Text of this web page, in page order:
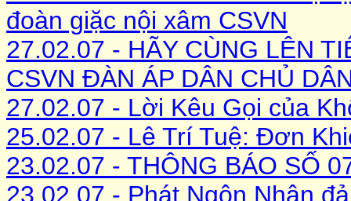
đoàn giặc nội xâm CSVN
27.02.07 - HÃY CÙNG LÊN
CSVN ĐÀN ÁP DÂN CHỦ
27.02.07 - Lời Kêu Gọi của
25.02.07 - Lê Trí Tuệ: Đơn
23.02.07 - THÔNG BÁO SỐ
23.02.07 - Phát Ngôn Nhân